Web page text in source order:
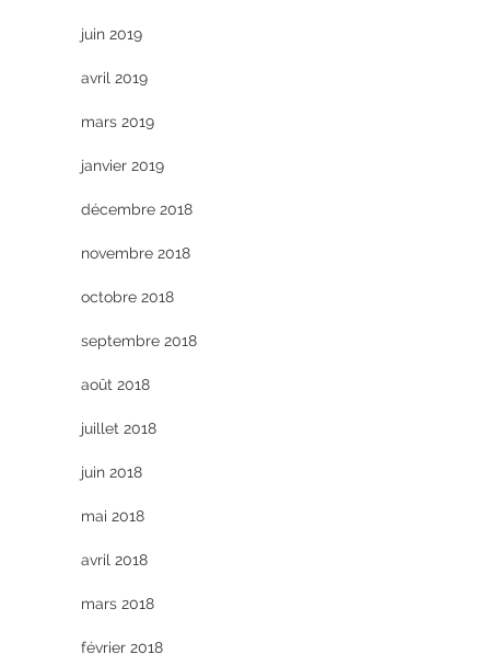
juin 2019
avril 2019
mars 2019
janvier 2019
décembre 2018
novembre 2018
octobre 2018
septembre 2018
août 2018
juillet 2018
juin 2018
mai 2018
avril 2018
mars 2018
février 2018